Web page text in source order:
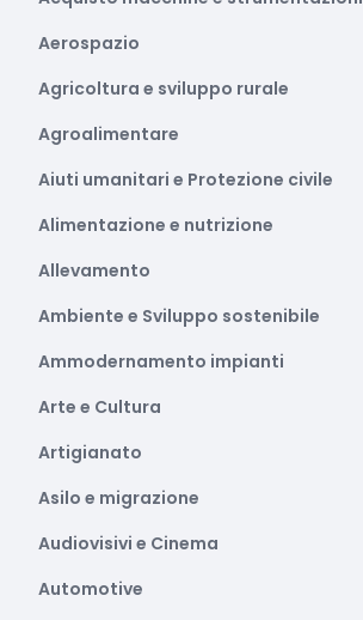
Aerospazio
Agricoltura e sviluppo rurale
Agroalimentare
Aiuti umanitari e Protezione civile
Alimentazione e nutrizione
Allevamento
Ambiente e Sviluppo sostenibile
Ammodernamento impianti
Arte e Cultura
Artigianato
Asilo e migrazione
Audiovisivi e Cinema
Automotive